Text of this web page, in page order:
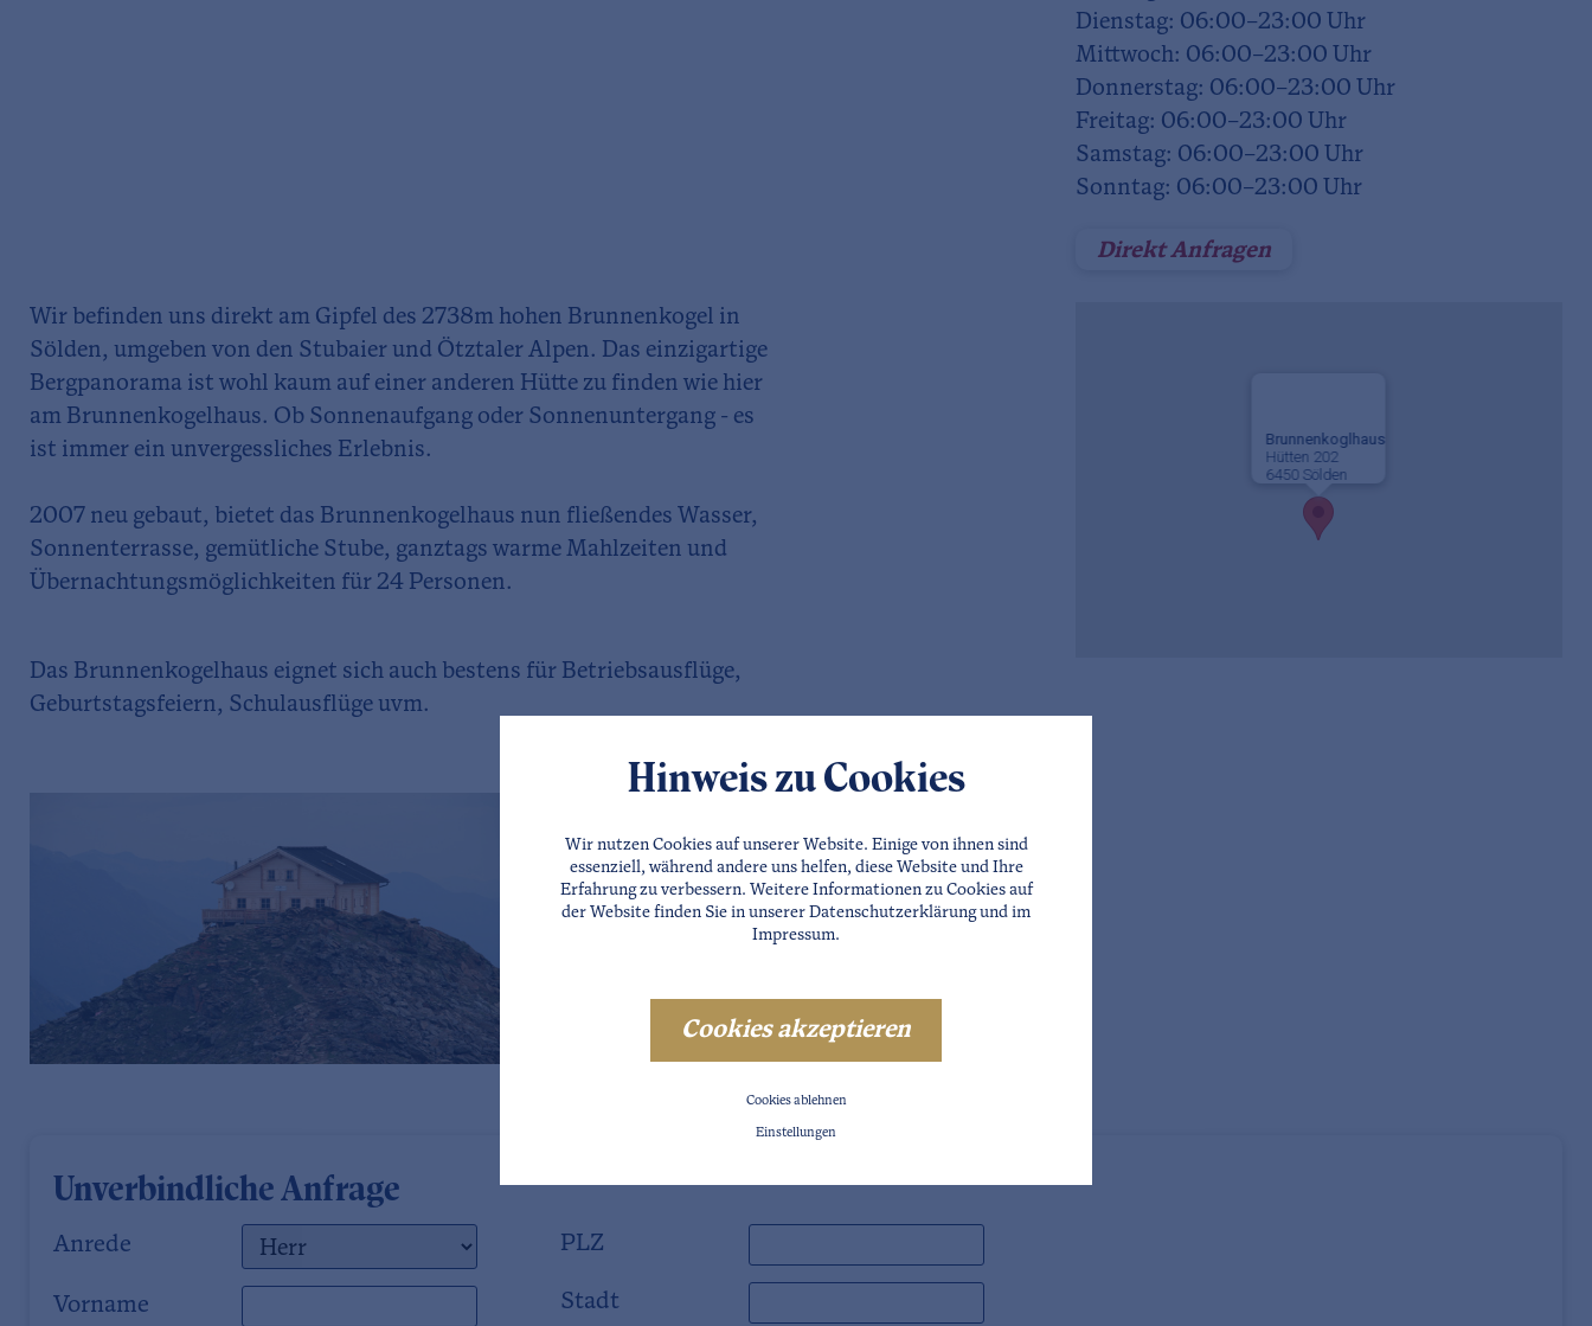
Dienstag: 06:00–23:00 Uhr
Mittwoch: 06:00–23:00 Uhr
Donnerstag: 06:00–23:00 Uhr
Freitag: 06:00–23:00 Uhr
Samstag: 06:00–23:00 Uhr
Sonntag: 06:00–23:00 Uhr
Direkt Anfragen
Wir befinden uns direkt am Gipfel des 2738m hohen Brunnenkogel in
Sölden, umgeben von den Stubaier und Ötztaler Alpen. Das einzigartige
Bergpanorama ist wohl kaum auf einer anderen Hütte zu finden wie hier
am Brunnenkogelhaus. Ob Sonnenaufgang oder Sonnenuntergang - es
ist immer ein unvergessliches Erlebnis.
2007 neu gebaut, bietet das Brunnenkogelhaus nun fließendes Wasser,
Sonnenterrasse, gemütliche Stube, ganztags warme Mahlzeiten und
Übernachtungsmöglichkeiten für 24 Personen.
Das Brunnenkogelhaus eignet sich auch bestens für Betriebsausflüge,
Geburtstagsfeiern, Schulausflüge uvm.
Brunnenkoglhaus
Hütten 202
6450 Sölden
Unverbindliche Anfrage
Anrede
Vorname
PLZ
Stadt
Hinweis zu Cookies
Wir nutzen Cookies auf unserer Website. Einige von ihnen sind
essenziell, während andere uns helfen, diese Website und Ihre
Erfahrung zu verbessern. Weitere Informationen zu Cookies auf
der Website finden Sie in unserer Datenschutzerklärungund im
Impressum.
Cookies akzeptieren
Cookies ablehnen
Einstellungen